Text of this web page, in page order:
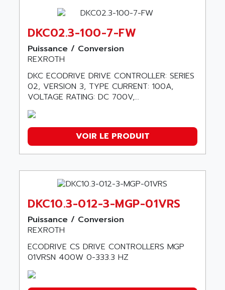
DKC02.3-100-7-FW
Puissance / Conversion
REXROTH
DKC ECODRIVE DRIVE CONTROLLER: SERIES
02, VERSION 3, TYPE CURRENT: 100A,
VOLTAGE RATING: DC 700V,...
VOIR LE PRODUIT
DKC10.3-012-3-MGP-01VRS
Puissance / Conversion
REXROTH
ECODRIVE CS DRIVE CONTROLLERS MGP
01VRSN 400W 0-333.3 HZ